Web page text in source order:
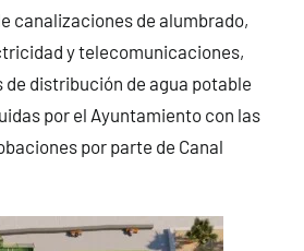
canalizaciones de alumbrado,
y telecomunicaciones,
distribución de agua potable
por el Ayuntamiento con las
por parte de Canal